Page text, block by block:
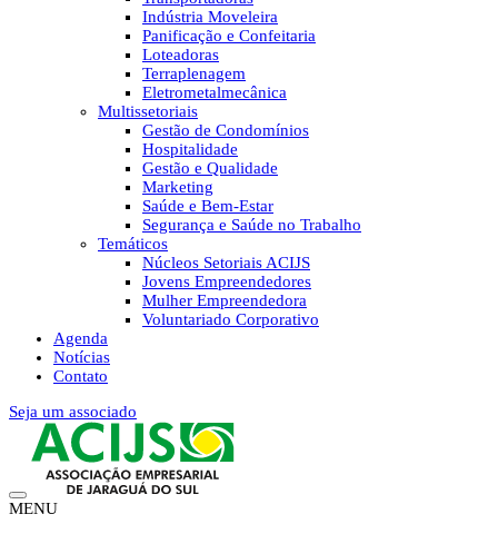
Indústria Moveleira
Panificação e Confeitaria
Loteadoras
Terraplenagem
Eletrometalmecânica
Multissetoriais
Gestão de Condomínios
Hospitalidade
Gestão e Qualidade
Marketing
Saúde e Bem-Estar
Segurança e Saúde no Trabalho
Temáticos
Núcleos Setoriais ACIJS
Jovens Empreendedores
Mulher Empreendedora
Voluntariado Corporativo
Agenda
Notícias
Contato
Seja um associado
MENU